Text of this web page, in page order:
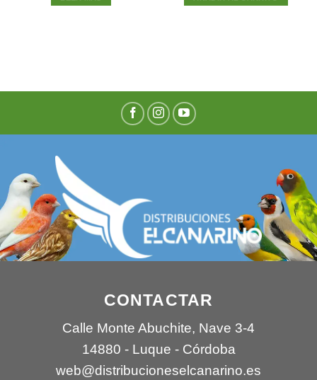
CONTACTAR
Calle Monte Abuchite, Nave 3-4
14880 - Luque - Córdoba
web@distribucioneselcanarino.es